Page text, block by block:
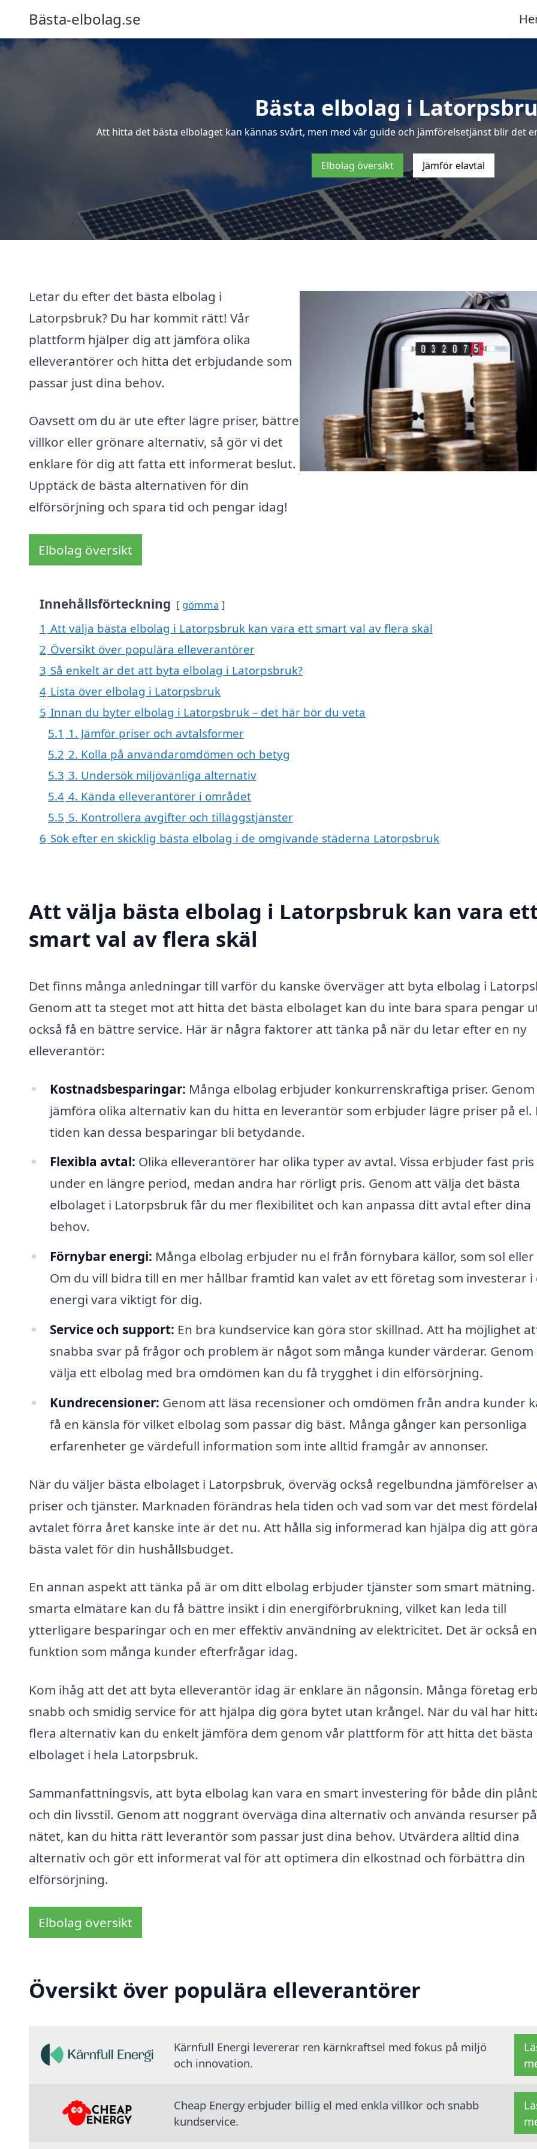
Bästa-elbolag.se
Bästa elbolag i
Att hitta det bästa elbolaget kan kännas svårt, men med vår guide och jämförelsetjänst blir det
Elbolag översikt Jämför elavtal
Letar du efter det bästa elbolag i
Latorpsbruk? Du har kommit rätt! Vår
plattform hjälper dig att jämföra olika
elleverantörer och hitta det erbjudande som
passar just dina behov.
Oavsett om du är ute efter lägre priser, bättre
villkor eller grönare alternativ, så gör vi det
enklare för dig att fatta ett informerat beslut.
Upptäck de bästa alternativen för din
elförsörjning och spara tid och pengar idag!
Elbolag översikt
Innehållsförteckning gömma
1 Att välja bästa elbolag i Latorpsbruk kan vara ett smart val av flera skäl
2 Översikt över populära elleverantörer
3 Så enkelt är det att byta elbolag i Latorpsbruk?
4 Lista över elbolag i Latorpsbruk
5 Innan du byter elbolag i Latorpsbruk – det här bör du veta
5.1 1. Jämför priser och avtalsformer
5.2 2. Kolla på användaromdömen och betyg
5.3 3. Undersök miljövänliga alternativ
5.4 4. Kända elleverantörer i området
5.5 5. Kontrollera avgifter och tilläggstjänster
6 Sök efter en skicklig bästa elbolag i de omgivande städerna Latorpsbruk
Att välja bästa elbolag i Latorpsbruk kan vara
smart val av flera skäl
Det finns många anledningar till varför du kanske överväger att byta elbolag i
Genom att ta steget mot att hitta det bästa elbolaget kan du inte bara spara pengar
också få en bättre service. Här är några faktorer att tänka på när du letar efter en ny
elleverantör:
Kostnadsbesparingar: Många elbolag erbjuder konkurrenskraftiga priser.
jämföra olika alternativ kan du hitta en leverantör som erbjuder lägre priser på el.
tiden kan dessa besparingar bli betydande.
Flexibla avtal: Olika elleverantörer har olika typer av avtal. Vissa erbjuder fast pris
under en längre period, medan andra har rörligt pris. Genom att välja det bästa
elbolaget i Latorpsbruk får du mer flexibilitet och kan anpassa ditt avtal efter dina
behov.
Förnybar energi: Många elbolag erbjuder nu el från förnybara källor, som sol eller
Om du vill bidra till en mer hållbar framtid kan valet av ett företag som investerar i
energi vara viktigt för dig.
Service och support: En bra kundservice kan göra stor skillnad. Att ha möjlighet
snabba svar på frågor och problem är något som många kunder värderar.
välja ett elbolag med bra omdömen kan du få trygghet i din elförsörjning.
Kundrecensioner: Genom att läsa recensioner och omdömen från andra kunder
få en känsla för vilket elbolag som passar dig bäst. Många gånger kan personliga
erfarenheter ge värdefull information som inte alltid framgår av annonser.
När du väljer bästa elbolaget i Latorpsbruk, överväg också regelbundna jämförelser
priser och tjänster. Marknaden förändras hela tiden och vad som var det mest
avtalet förra året kanske inte är det nu. Att hålla sig informerad kan hjälpa dig att
bästa valet för din hushållsbudget.
En annan aspekt att tänka på är om ditt elbolag erbjuder tjänster som smart
smarta elmätare kan du få bättre insikt i din energiförbrukning, vilket kan leda till
ytterligare besparingar och en mer effektiv användning av elektricitet. Det är också en
funktion som många kunder efterfrågar idag.
Kom ihåg att det att byta elleverantör idag är enklare än någonsin. Många företag
snabb och smidig service för att hjälpa dig göra bytet utan krångel. När du väl har
flera alternativ kan du enkelt jämföra dem genom vår plattform för att hitta det bästa
elbolaget i hela Latorpsbruk.
Sammanfattningsvis, att byta elbolag kan vara en smart investering för både din
och din livsstil. Genom att noggrant överväga dina alternativ och använda resurser på
nätet, kan du hitta rätt leverantör som passar just dina behov. Utvärdera alltid dina
alternativ och gör ett informerat val för att optimera din elkostnad och förbättra din
elförsörjning.
Elbolag översikt
Översikt över populära elleverantörer
Kärnfull Energi levererar ren kärnkraftsel med fokus på miljö
och innovation.
Cheap Energy erbjuder billig el med enkla villkor och snabb
kundservice.